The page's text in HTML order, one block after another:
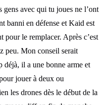
gens avec qui tu joues ne l’ont
banni en défense et Kaid est
pour le remplacer. Après c’est
peu. Mon conseil serait
déjà, il a une bonne arme et
jouer à deux ou
les drones dès le début de la